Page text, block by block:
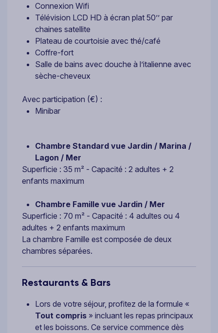
Connexion Wifi
Télévision LCD HD à écran plat 50’’ par
chaines satellite
Plateau de courtoisie avec thé/café
Coffre-fort
Salle de bains avec douche à l’italienne avec
sèche-cheveux
Avec participation (€) :
Minibar
Chambre Standard vue Jardin / Marina /
Lagon / Mer
Superficie : 35 m² - Capacité : 2 adultes + 2
enfants maximum
Chambre Famille vue Jardin / Mer
Superficie : 70 m² - Capacité : 4 adultes ou 4
adultes + 2 enfants maximum
La chambre Famille est composée de deux
chambres séparées.
Restaurants & Bars
Lors de votre séjour, profitez de la formule «
Tout compris » incluant les repas principaux
et les boissons. Ce service commence dès